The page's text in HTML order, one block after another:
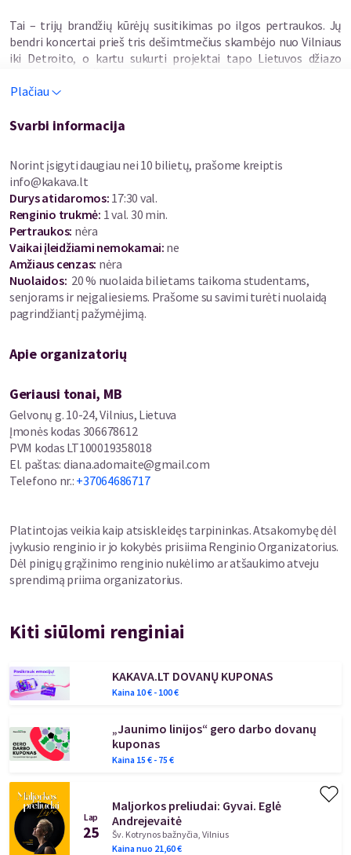
Tai – trijų brandžių kūrėjų susitikimas po ilgos pertraukos. Jų
bendri koncertai prieš tris dešimtmečius skambėjo nuo Vilniaus
iki Detroito, o kartu sukurti projektai tapo Lietuvos džiazo
ir albumuose užfiksuotus pokalbius – tik šįkart jie gimsta čia pat,
improvizacinė laisvė, Kutavičiaus kompozicinis minimalizmas ir
Gotesmano išradingumas susilieja į muziką, kuri niekada
neskamba taip pat. Tai koncertas, kuriame nebus „dar kartą“ –
tik vienintelė, šio vakaro versija.
Petras Vyšniauskas – Nacionalinės kultūros ir meno premijos
laureatas, koncertavęs daugiau nei 70 šalių, įrašęs dešimtis
albumų ir prisidėjęs prie profesionalios saksofono mokyklos
kūrimo Lietuvoje.
improvizacinę ir akademinę muziką, sukūręs simfoninių,
kamerinių kūrinių, muzikos teatrui.
Arkadijus Gotesmanas – vienas kūrybingiausių Lietuvos
perkusininkų, laisvosios improvizacijos scenos lyderis, grojęs
Europoje, Azijoje, Afrikoje ir JAV, kūryboje derinantis džiazą ir
šiuolaikinę akademinę muziką.
Tai vakaras, kuriame trys išskirtinės asmenybės kuria muziką
Plačiau
Svarbi informacija
Norint įsigyti daugiau nei 10 bilietų, prašome kreiptis
info@kakava.lt
Durys atidaromos: 17:30 val.
Renginio trukmė: 1 val. 30 min.
Pertraukos: nėra
Vaikai įleidžiami nemokamai: ne
Amžiaus cenzas: nėra
Nuolaidos: 20 % nuolaida bilietams taikoma studentams,
senjorams ir neįgaliesiems. Prašome su savimi turėti nuolaidą
pagrindžiantį pažymėjimą.
Apie organizatorių
Geriausi tonai, MB
Gelvonų g. 10-24, Vilnius, Lietuva
Įmonės kodas 306678612
PVM kodas LT100019358018
El. paštas: diana.adomaite@gmail.com
Telefono nr.: +37064686717
Platintojas veikia kaip atsiskleidęs tarpininkas. Atsakomybę dėl
įvykusio renginio ir jo kokybės prisiima Renginio Organizatorius.
Dėl pinigų grąžinimo renginio nukėlimo ar atšaukimo atveju
sprendimą priima organizatorius.
Kiti siūlomi renginiai
KAKAVA.LT DOVANŲ KUPONAS
Kaina 10€ - 100€
„Jaunimo linijos“ gero darbo dovanų
kuponas
Kaina 15 € - 75 €
Lap
25
Maljorkos preliudai: Gyvai. Eglė
Andrejevaitė
Šv. Kotrynos bažnyčia, Vilnius
Kaina nuo 21,60€